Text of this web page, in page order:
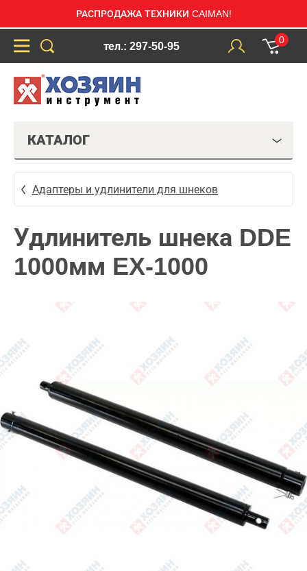
РАСПРОДАЖА ТЕХНИКИ CAIMAN!
тел.: 297-50-95
0
КАТАЛОГ
Адаптеры и удлинители для шнеков
Удлинитель шнека DDE
1000мм EX-1000